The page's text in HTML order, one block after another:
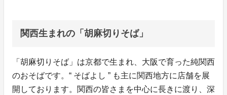
関西生まれの「胡麻切りそば」
「胡麻切りそば」は京都で生まれ、大阪で育った純関西
のおそばです。“ そばよし ” も主に関西地方に店舗を展
開しております。関西の皆さまを中心に長きに渡り、深